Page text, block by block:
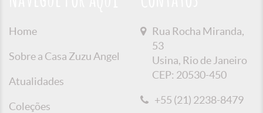
Home
Sobre a Casa Zuzu Angel
Atualidades
Coleções
Rua Rocha Miranda,
53
Usina, Rio de Janeiro
CEP: 20530-450
+55 (21) 2238-8479